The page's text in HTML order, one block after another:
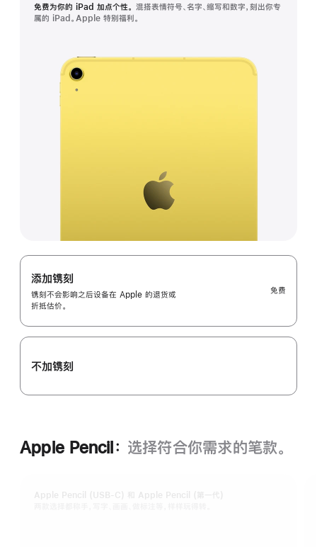
免费为你的 iPad 加点个性。 混搭表情符号、名字、缩写和数字，刻出你专
属的 iPad。Apple 特别福利。
添加镌刻
镌刻不会影响之后设备在 Apple 的退货或
折抵估价。
免费
不加镌刻
Apple Pencil： 选择符合你需求的笔款。